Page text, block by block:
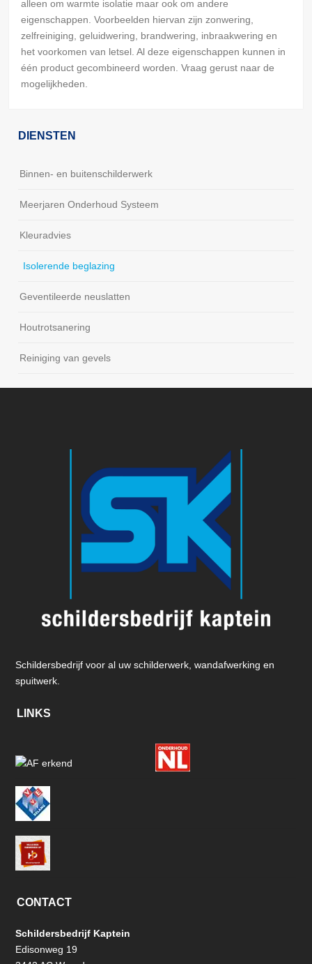
alleen om warmte isolatie maar ook om andere
eigenschappen. Voorbeelden hiervan zijn zonwering,
zelfreiniging, geluidwering, brandwering, inbraakwering en
het voorkomen van letsel. Al deze eigenschappen kunnen in
één product gecombineerd worden. Vraag gerust naar de
mogelijkheden.
DIENSTEN
Binnen- en buitenschilderwerk
Meerjaren Onderhoud Systeem
Kleuradvies
Isolerende beglazing
Geventileerde neuslatten
Houtrotsanering
Reiniging van gevels
Schildersbedrijf voor al uw schilderwerk, wandafwerking en
spuitwerk.
LINKS
CONTACT
Schildersbedrijf Kaptein
Edisonweg 19